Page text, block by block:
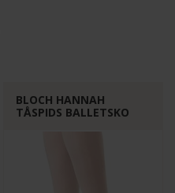
BLOCH HANNAH
TÅSPIDS BALLETSKO